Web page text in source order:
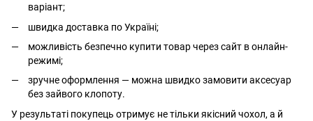
варіант;
швидка доставка по Україні;
можливість безпечно купити товар через сайт в онлайн-
режимі;
зручне оформлення — можна швидко замовити аксесуар
без зайвого клопоту.
У результаті покупець отримує не тільки якісний чохол, а й